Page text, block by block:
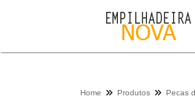
Home Produtos Pecas